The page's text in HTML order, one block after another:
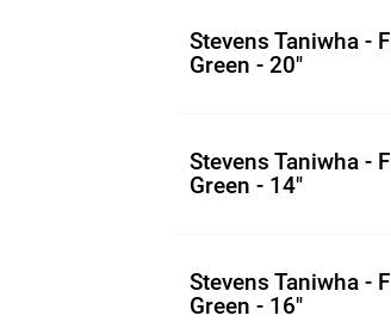
Stevens Taniwha -
Green - 20"
Stevens Taniwha -
Green - 14"
Stevens Taniwha -
Green - 16"